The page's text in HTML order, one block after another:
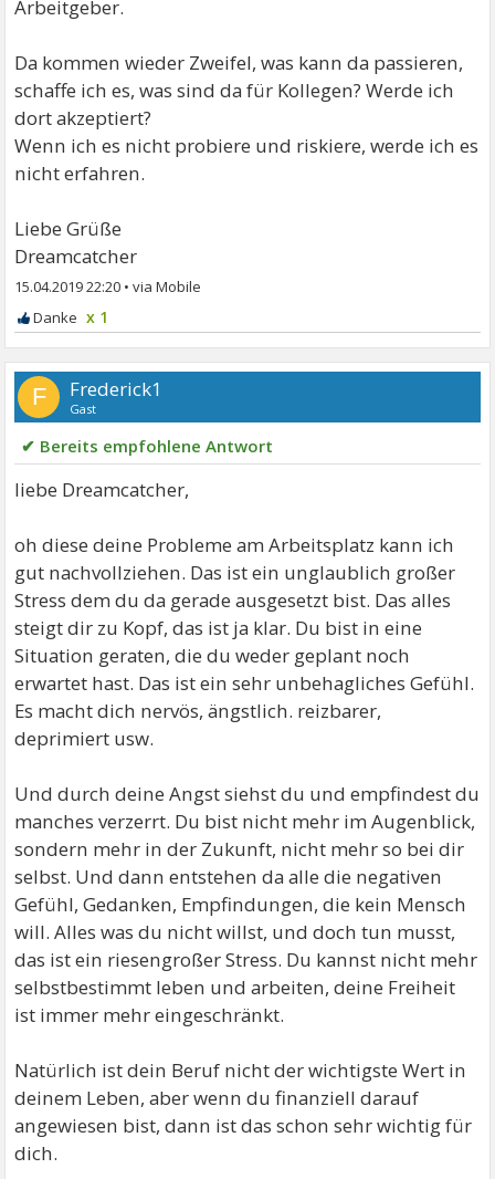
Arbeitgeber.
Da kommen wieder Zweifel, was kann da passieren,
schaffe ich es, was sind da für Kollegen? Werde ich
dort akzeptiert?
Wenn ich es nicht probiere und riskiere, werde ich es
nicht erfahren.
Liebe Grüße
Dreamcatcher
15.04.2019 22:20 •
x 1
F Frederick1
Gast
✔ Bereits empfohlene Antwort
liebe Dreamcatcher,
oh diese deine Probleme am Arbeitsplatz kann ich
gut nachvollziehen. Das ist ein unglaublich großer
Stress dem du da gerade ausgesetzt bist. Das alles
steigt dir zu Kopf, das ist ja klar. Du bist in eine
Situation geraten, die du weder geplant noch
erwartet hast. Das ist ein sehr unbehagliches Gefühl.
Es macht dich nervös, ängstlich. reizbarer,
deprimiert usw.
Und durch deine Angst siehst du und empfindest du
manches verzerrt. Du bist nicht mehr im Augenblick,
sondern mehr in der Zukunft, nicht mehr so bei dir
selbst. Und dann entstehen da alle die negativen
Gefühl, Gedanken, Empfindungen, die kein Mensch
will. Alles was du nicht willst, und doch tun musst,
das ist ein riesengroßer Stress. Du kannst nicht mehr
selbstbestimmt leben und arbeiten, deine Freiheit
ist immer mehr eingeschränkt.
Natürlich ist dein Beruf nicht der wichtigste Wert in
deinem Leben, aber wenn du finanziell darauf
angewiesen bist, dann ist das schon sehr wichtig für
dich.